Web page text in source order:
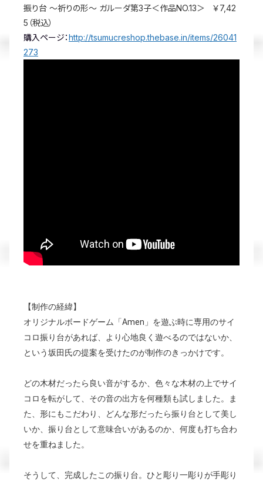
振り台 ～祈りの形～ ガルーダ第3子＜作品NO.13＞ ￥7,42
5（税込）
購入ページ：http://tsumucreshop.thebase.in/items/26041
273
【制作の経緯】
オリジナルボードゲーム「Amen」を遊ぶ時に専用のサイ
コロ振り台があれば、より心地良く遊べるのではないか、
という坂田氏の提案を受けたのが制作のきっかけです。
どの木材だったら良い音がするか、色々な木材の上でサイ
コロを転がして、その音の出方を何種類も試しました。ま
た、形にもこだわり、どんな形だったら振り台として美し
いか、振り台として意味合いがあるのか、何度も打ち合わ
せを重ねました。
そうして、完成したこの振り台。ひと彫り一彫りが手彫り